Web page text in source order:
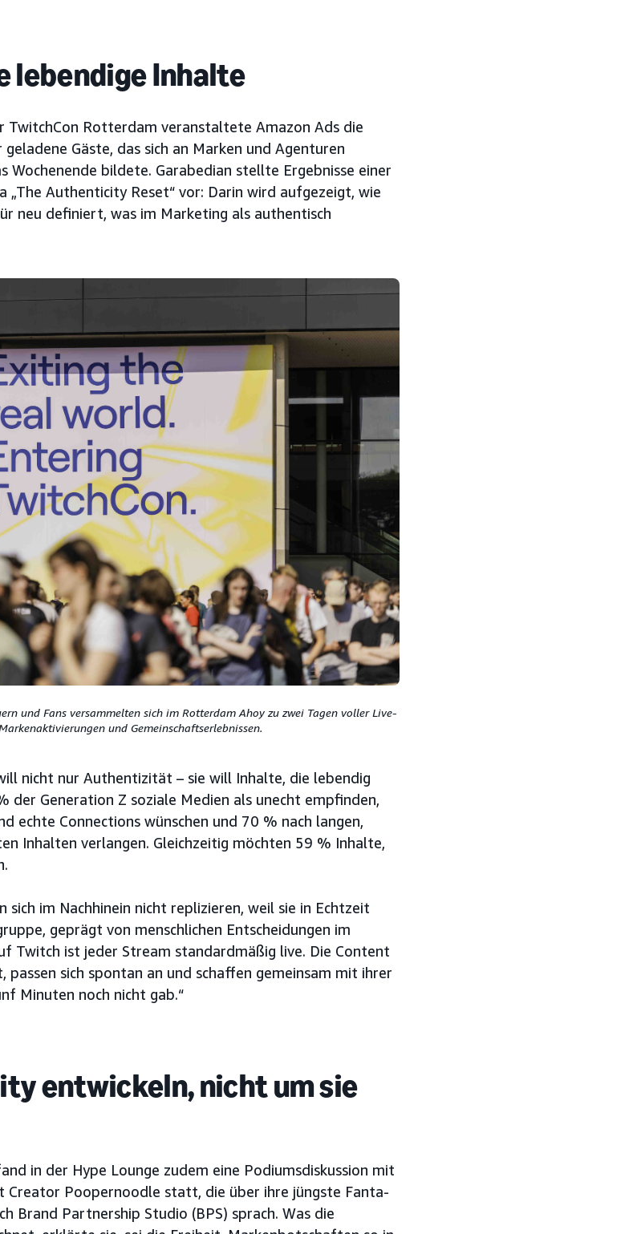
lebendige Inhalte
TwitchCon Rotterdam veranstaltete Amazon Ads die
Gäste, das sich an Marken und Agenturen
Wochenende bildete. Garabedian stellte Ergebnisse einer
„The Authenticity Reset“ vor: Darin wird aufgezeigt, wie
neu definiert, was im Marketing als authentisch
und Fans versammelten sich im Rotterdam Ahoy zu zwei Tagen voller Live-
und Gemeinschaftserlebnissen.
nicht nur Authentizität – sie will Inhalte, die lebendig
der Generation Z soziale Medien als unecht empfinden,
echte Connections wünschen und 70 % nach langen,
Inhalten verlangen. Gleichzeitig möchten 59 % Inhalte,
sich im Nachhinein nicht replizieren, weil sie in Echtzeit
geprägt von menschlichen Entscheidungen im
Twitch ist jeder Stream standardmäßig live. Die Content
passen sich spontan an und schaffen gemeinsam mit ihrer
Minuten noch nicht gab.“
entwickeln, nicht um sie
in der Hype Lounge zudem eine Podiumsdiskussion mit
Creator Poopernoodle statt, die über ihre jüngste Fanta-
Brand Partnership Studio (BPS) sprach. Was die